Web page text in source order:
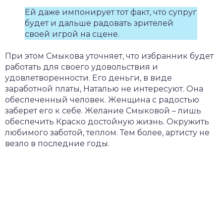
Ей даже импонирует тот факт, что супруг
будет и дальше радовать зрителей
своей игрой на сцене.
При этом Смыкова уточняет, что избранник будет
работать для своего удовольствия и
удовлетворенности. Его деньги, в виде
заработной платы, Наталью не интересуют. Она
обеспеченный человек. Женщина с радостью
заберет его к себе. Желание Смыковой – лишь
обеспечить Краско достойную жизнь. Окружить
любимого заботой, теплом. Тем более, артисту не
везло в последние годы.